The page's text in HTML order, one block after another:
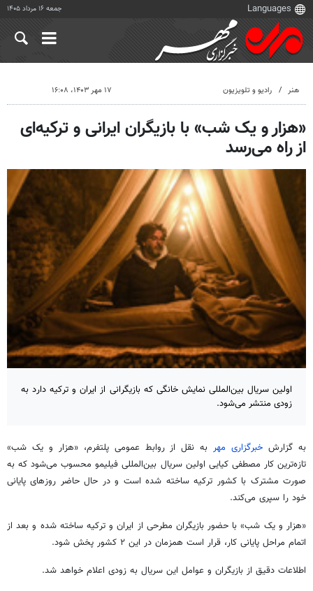
جمعه ۱۶ مرداد ۱۴۰۵
هنر رادیو و تلویزیون ۱۷ مهر ۱۴۰۳، ۱۶:۰۸
«هزار و یک شب» با بازیگران ایرانی و ترکیه‌ای
از راه می‌رسد
اولین سریال بین‌المللی نمایش خانگی که بازیگرانی از ایران و ترکیه دارد به
زودی منتشر می‌شود.
به گزارش خبرگزاری مهربه نقل از روابط عمومی پلتفرم، «هزار و یک شب»
تازه‌ترین کار مصطفی کیایی اولین سریال بین‌المللی فیلیمو محسوب می‌شود که به
صورت مشترک با کشور ترکیه ساخته شده است و در حال حاضر روزهای پایانی
خود را سپری می‌کند.
«هزار و یک شب» با حضور بازیگران مطرحی از ایران و ترکیه ساخته شده و بعد از
اتمام مراحل پایانی کار، قرار است همزمان در این ۲ کشور پخش شود.
اطلاعات دقیق از بازیگران و عوامل این سریال به زودی اعلام خواهد شد.